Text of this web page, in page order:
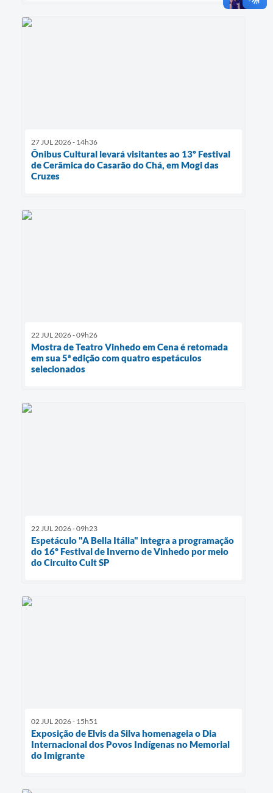
27 JUL 2026 - 14h36
Ônibus Cultural levará visitantes ao 13º Festival
de Cerâmica do Casarão do Chá, em Mogi das
Cruzes
22 JUL 2026 - 09h26
Mostra de Teatro Vinhedo em Cena é retomada
em sua 5ª edição com quatro espetáculos
selecionados
22 JUL 2026 - 09h23
Espetáculo "A Bella Itália" integra a programação
do 16º Festival de Inverno de Vinhedo por meio
do Circuito Cult SP
02 JUL 2026 - 15h51
Exposição de Elvis da Silva homenageia o Dia
Internacional dos Povos Indígenas no Memorial
do Imigrante